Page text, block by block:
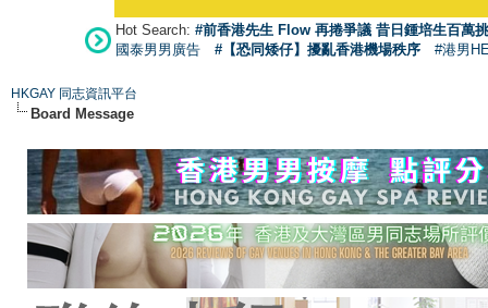
Hot Search: #前香港先生 Flow 再捲爭議 昔日鍾培生百萬
國泰男男廣告
#【恐同矮仔】擾亂香港機場秩序 #港男
HKGAY 同志資訊平台
Board Message